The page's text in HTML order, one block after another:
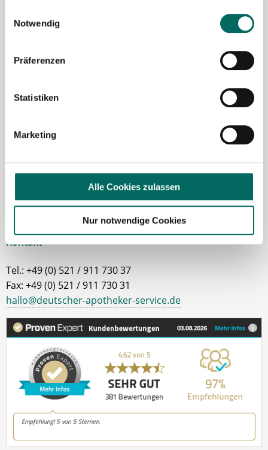
Notwendig
Präferenzen
Statistiken
Marketing
Alle Cookies zulassen
Nur notwendige Cookies
Robert Braun
Ansprechpartner
Stelle als Apotheker (m|w|d), PTA oder PKA. Bei
Fragen zu unseren Stellenangeboten oder zum
Ablauf nach Ihrer kostenlosen Stellenanfrage
melden Sie sich gern.
Jetzt zur kostenlosen Stellenanfrage
Kontakt
Tel.: +49 (0) 521 / 911 730 37
Fax: +49 (0) 521 / 911 730 31
hallo@deutscher-apotheker-service.de